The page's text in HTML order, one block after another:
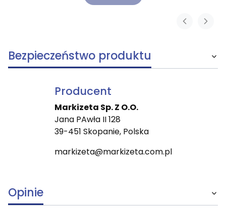
Bezpieczeństwo produktu
Producent
Markizeta Sp. Z O.O.
Jana PAwła II 128
39-451 Skopanie, Polska
markizeta@markizeta.com.pl
Opinie